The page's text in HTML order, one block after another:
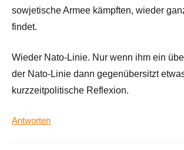
sowjetische Armee kämpften, wieder
findet.
Wieder Nato-Linie. Nur wenn ihm ein
der Nato-Linie dann gegenübersitzt
kurzzeitpolitische Reflexion.
Antworten